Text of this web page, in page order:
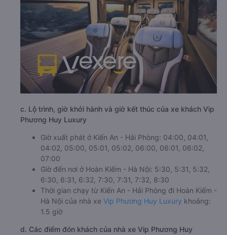
c. Lộ trình, giờ khởi hành và giờ kết thúc của xe khách Vip
Phương Huy Luxury
Giờ xuất phát ở Kiến An - Hải Phòng: 04:00, 04:01,
04:02, 05:00, 05:01, 05:02, 06:00, 06:01, 06:02,
07:00
Giờ đến nơi ở Hoàn Kiếm - Hà Nội: 5:30, 5:31, 5:32,
6:30, 6:31, 6:32, 7:30, 7:31, 7:32, 8:30
Thời gian chạy từ Kiến An - Hải Phòng đi Hoàn Kiếm -
Hà Nội của nhà xe Vip Phương Huy Luxury khoảng:
1.5 giờ
d. Các điểm đón khách của nhà xe Vip Phương Huy